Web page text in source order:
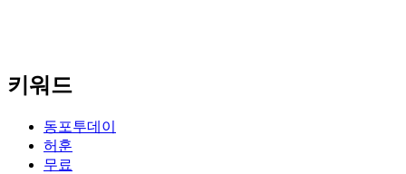
키워드
동포투데이
허훈
무료